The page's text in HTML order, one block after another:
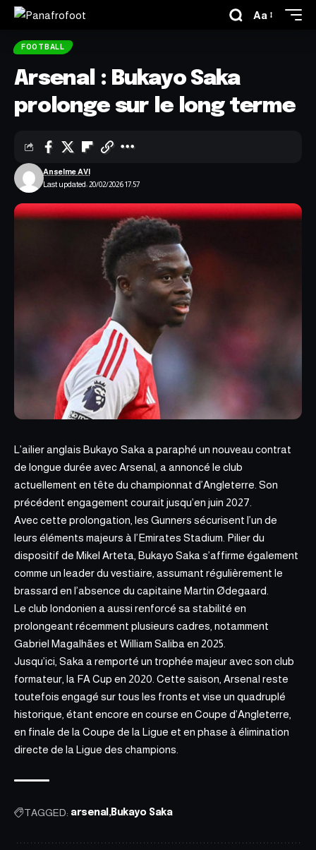
Aa
FOOTBALL
Arsenal : Bukayo Saka
prolonge sur le long terme
Last updated: 20/02/2026 17:57
Anselme AVI
L’ailier anglais Bukayo Saka a paraphé un nouveau contrat
de longue durée avec Arsenal , a annoncé le club
actuellement en tête du championnat d’Angleterre. Son
précédent engagement courait jusqu’en juin 2027.
Avec cette prolongation, les Gunners sécurisent l’un de
leurs éléments majeurs à l’Emirates Stadium. Pilier du
dispositif de Mikel Arteta, Bukayo Saka s’affirme également
comme un leader du vestiaire, assumant régulièrement le
brassard en l’absence du capitaine Martin Ødegaard.
Le club londonien a aussi renforcé sa stabilité en
prolongeant récemment plusieurs cadres, notamment
Gabriel Magalhães et William Saliba en 2025.
Jusqu’ici, Saka a remporté un trophée majeur avec son club
formateur, la FA Cup en 2020. Cette saison, Arsenal reste
toutefois engagé sur tous les fronts et vise un quadruplé
historique, étant encore en course en Coupe d’Angleterre,
en finale de la Coupe de la Ligue et en phase à élimination
directe de la Ligue des champions.
TAGGED: arsenal Bukayo Saka